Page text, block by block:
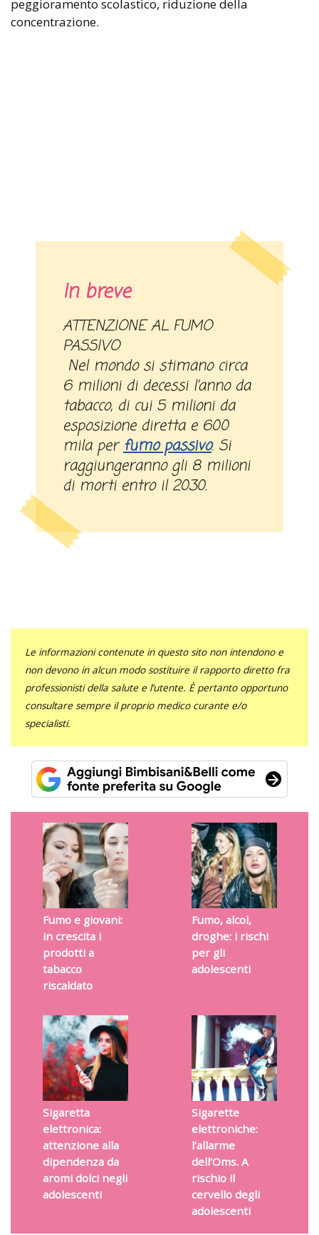
peggioramento scolastico, riduzione della
concentrazione.
In breve
ATTENZIONE AL FUMO
PASSIVO
Nel mondo si stimano circa
6 milioni di decessi l’anno da
tabacco, di cui 5 milioni da
esposizione diretta e 600
mila perfumo passivo. Si
raggiungeranno gli 8 milioni
di morti entro il 2030.
Le informazioni contenute in questo sito non intendono e
non devono in alcun modo sostituire il rapporto diretto fra
professionisti della salute e l’utente. È pertanto opportuno
consultare sempre il proprio medico curante e/o
specialisti.
Fumo e giovani:
in crescita i
prodotti a
tabacco
riscaldato
Fumo, alcol,
droghe: i rischi
per gli
adolescenti
Sigaretta
elettronica:
attenzione alla
dipendenza da
aromi dolci negli
adolescenti
Sigarette
elettroniche:
l’allarme
dell’Oms. A
rischio il
cervello degli
adolescenti